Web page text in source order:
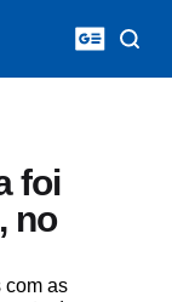
foi
no
com as